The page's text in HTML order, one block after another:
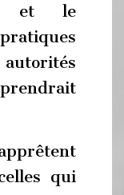
et le
qui